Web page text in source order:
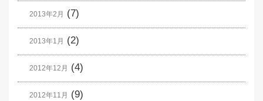
2013年2月 (7)
2013年1月 (2)
2012年12月 (4)
2012年11月 (9)